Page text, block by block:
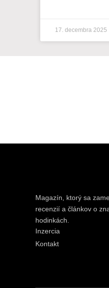
17. decembra 2025
Magazín, ktorý sa
recenzií a článkov o
hodinkách.
Inzercia
Kontakt